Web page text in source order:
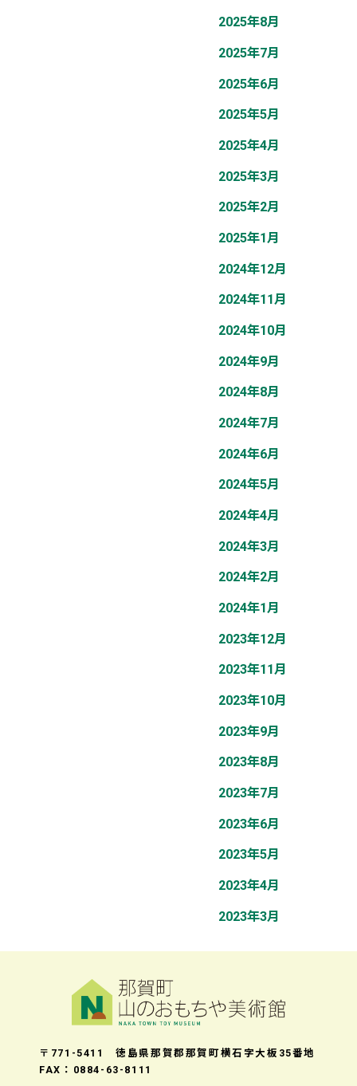
2025年8月
2025年7月
2025年6月
2025年5月
2025年4月
2025年3月
2025年2月
2025年1月
2024年12月
2024年11月
2024年10月
2024年9月
2024年8月
2024年7月
2024年6月
2024年5月
2024年4月
2024年3月
2024年2月
2024年1月
2023年12月
2023年11月
2023年10月
2023年9月
2023年8月
2023年7月
2023年6月
2023年5月
2023年4月
2023年3月
〒771-5411 徳島県那賀郡那賀町横石字大板35番地
FAX：0884-63-8111